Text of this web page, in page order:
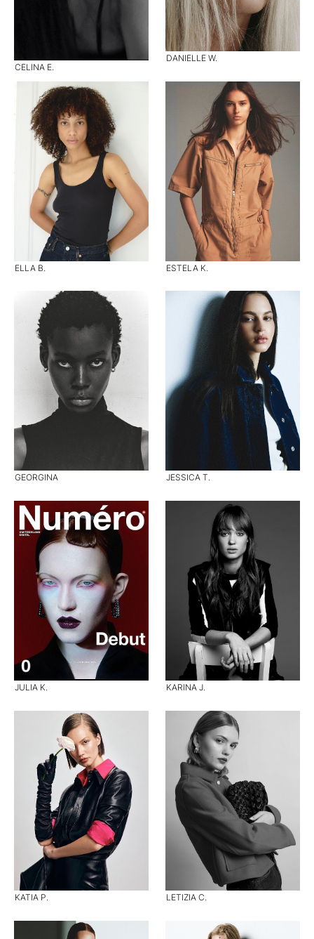
CELINA E.
DANIELLE W.
ELLA B. ESTELA K.
GEORGINA JESSICA T.
JULIA K. KARINA J.
KATIA P. LETIZIA C.